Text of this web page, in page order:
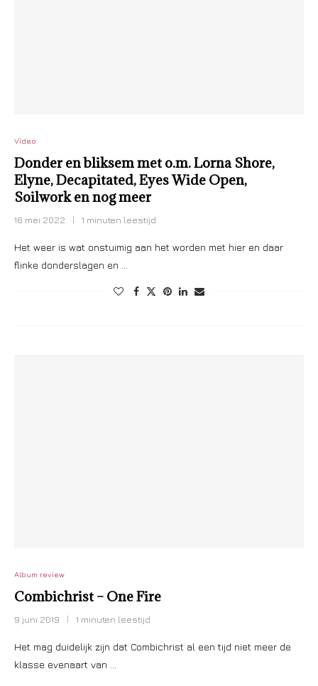
Video
Donder en bliksem met o.m. Lorna Shore,
Elyne, Decapitated, Eyes Wide Open,
Soilwork en nog meer
16 mei 2022 1 minuten leestijd
Het weer is wat onstuimig aan het worden met hier en daar
flinke donderslagen en …
Album review
Combichrist – One Fire
9 juni 2019 1 minuten leestijd
Het mag duidelijk zijn dat Combichrist al een tijd niet meer de
klasse evenaart van …